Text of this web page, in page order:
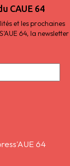
CAUE 64
et les prochaines
64, la newsletter
64